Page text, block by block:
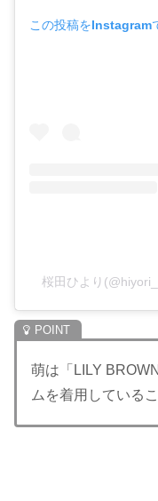
この投稿をInstagram
桜田ひより
萌は「LILY
ムを着用している